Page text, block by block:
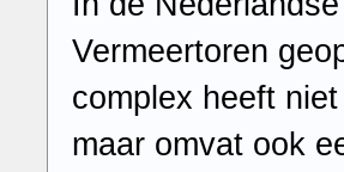
Vermeertoren
complex heeft
maar omvat ook